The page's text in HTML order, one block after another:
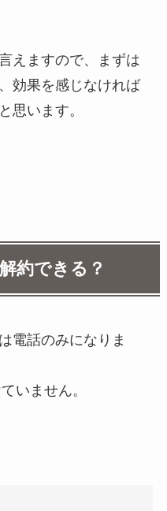
えますので、まずは
効果を感じなければ
思います。
約できる？
電話のみになりま
いません。